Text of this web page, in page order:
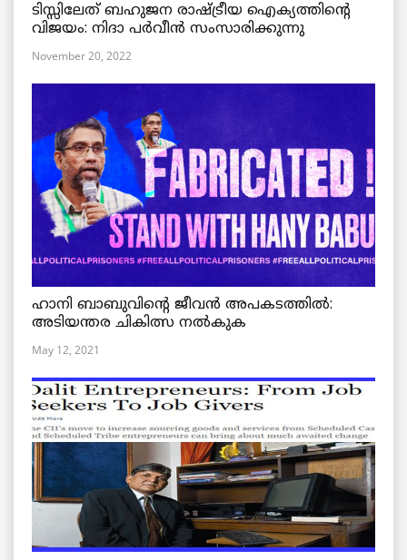
ടിസ്സിലേത് ബഹുജന രാഷ്ട്രീയ ഐക്യത്തിന്റെ
വിജയം: നിദാ പർവീൻ സംസാരിക്കുന്നു
November 20, 2022
ഹാനി ബാബുവിന്റെ ജീവൻ അപകടത്തിൽ:
അടിയന്തര ചികിത്സ നൽകുക
May 12, 2021